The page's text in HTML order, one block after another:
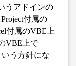
うアドインの
付属の
付属のVBE上
VBE上で
いう方針にな